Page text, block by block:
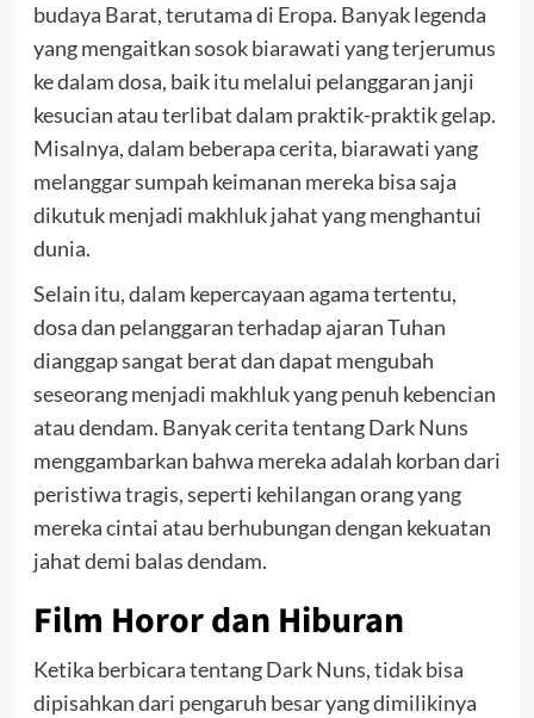
budaya Barat, terutama di Eropa. Banyak legenda
yang mengaitkan sosok biarawati yang terjerumus
ke dalam dosa, baik itu melalui pelanggaran janji
kesucian atau terlibat dalam praktik-praktik gelap.
Misalnya, dalam beberapa cerita, biarawati yang
melanggar sumpah keimanan mereka bisa saja
dikutuk menjadi makhluk jahat yang menghantui
dunia.
Selain itu, dalam kepercayaan agama tertentu,
dosa dan pelanggaran terhadap ajaran Tuhan
dianggap sangat berat dan dapat mengubah
seseorang menjadi makhluk yang penuh kebencian
atau dendam. Banyak cerita tentang Dark Nuns
menggambarkan bahwa mereka adalah korban dari
peristiwa tragis, seperti kehilangan orang yang
mereka cintai atau berhubungan dengan kekuatan
jahat demi balas dendam.
Film Horor dan Hiburan
Ketika berbicara tentang Dark Nuns, tidak bisa
dipisahkan dari pengaruh besar yang dimilikinya